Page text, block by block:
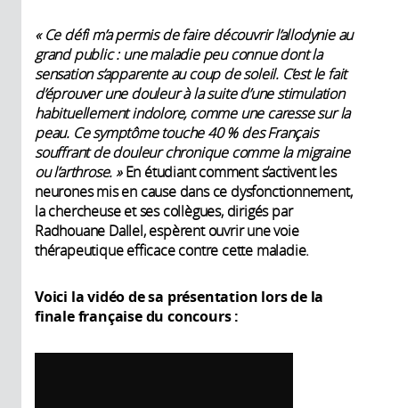
« Ce défi m’a permis de faire découvrir l’allodynie au
grand public : une maladie peu connue dont la
sensation s’apparente au coup de soleil. C’est le fait
d’éprouver une douleur à la suite d’une stimulation
habituellement indolore, comme une caresse sur la
peau. Ce symptôme touche 40 % des Français
souffrant de douleur chronique comme la migraine
ou l’arthrose. »En étudiant comment s’activent les
neurones mis en cause dans ce dysfonctionnement,
la chercheuse et ses collègues, dirigés par
Radhouane Dallel, espèrent ouvrir une voie
thérapeutique efficace contre cette maladie.
Voici la vidéo de sa présentation lors de la
finale française du concours :